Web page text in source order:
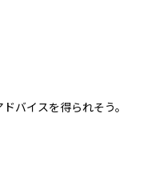
バイスを得られそう。